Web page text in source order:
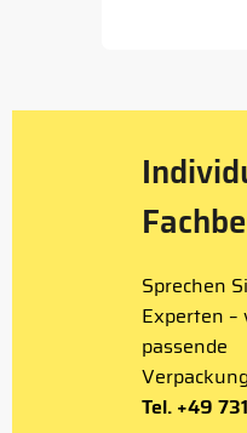
Sprechen
Experten
passende
Tel. +49